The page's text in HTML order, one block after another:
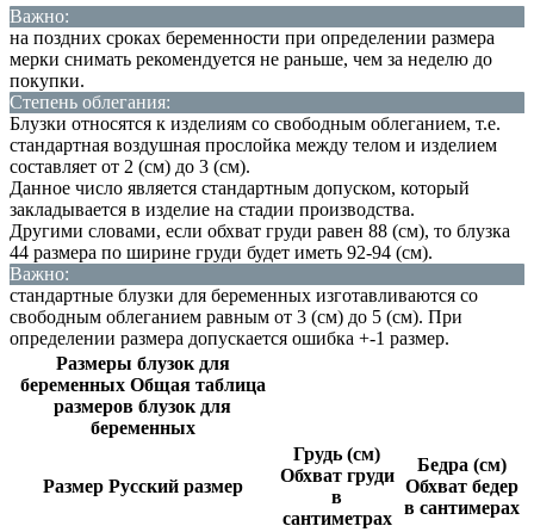
Важно:
на поздних сроках беременности при определении размера
мерки снимать рекомендуется не раньше, чем за неделю до
покупки.
Степень облегания:
Блузки относятся к изделиям со свободным облеганием, т.е.
стандартная воздушная прослойка между телом и изделием
составляет от 2 (см) до 3 (см).
Данное число является стандартным допуском, который
закладывается в изделие на стадии производства.
Другими словами, если обхват груди равен 88 (см), то блузка
44 размера по ширине груди будет иметь 92-94 (см).
Важно:
стандартные блузки для беременных изготавливаются со
свободным облеганием равным от 3 (см) до 5 (см). При
определении размера допускается ошибка +-1 размер.
Размеры блузок для
беременных Общая таблица
размеров блузок для
беременных
Размер Русский размер
Грудь (см)
Обхват груди
в
сантиметрах
Бедра (см)
Обхват бедер
в сантимерах